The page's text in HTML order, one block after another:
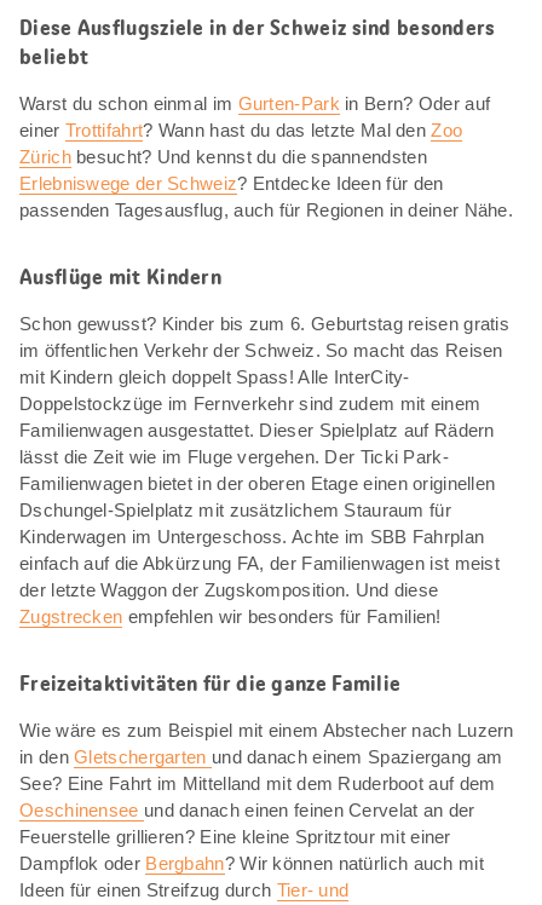
Diese Ausflugsziele in der Schweiz sind besonders
beliebt
Warst du schon einmal im Gurten-Park in Bern? Oder auf
einer Trottifahrt? Wann hast du das letzte Mal denZoo
Zürichbesucht? Und kennst du die spannendsten
Erlebniswege der Schweiz? Entdecke Ideen für den
passenden Tagesausflug, auch für Regionen in deiner Nähe.
Ausflüge mit Kindern
Schon gewusst? Kinder bis zum 6. Geburtstag reisen gratis
im öffentlichen Verkehr der Schweiz. So macht das Reisen
mit Kindern gleich doppelt Spass! Alle InterCity-
Doppelstockzüge im Fernverkehr sind zudem mit einem
Familienwagen ausgestattet. Dieser Spielplatz auf Rädern
lässt die Zeit wie im Fluge vergehen. Der Ticki Park-
Familienwagen bietet in der oberen Etage einen originellen
Dschungel-Spielplatz mit zusätzlichem Stauraum für
Kinderwagen im Untergeschoss. Achte im SBB Fahrplan
einfach auf die Abkürzung FA, der Familienwagen ist meist
der letzte Waggon der Zugskomposition. Und diese
Zugstrecken empfehlen wir besonders für Familien!
Freizeitaktivitäten für die ganze Familie
Wie wäre es zum Beispiel mit einem Abstecher nach Luzern
in denGletschergarten und danach einem Spaziergang am
See? Eine Fahrt im Mittelland mit dem Ruderboot auf dem
Oeschinensee und danach einen feinen Cervelat an der
Feuerstelle grillieren? Eine kleine Spritztour mit einer
Dampflok oder Bergbahn? Wir können natürlich auch mit
Ideen für einen Streifzug durch Tier- und